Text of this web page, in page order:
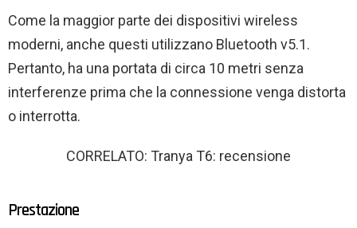
Come la maggior parte dei dispositivi wireless
moderni, anche questi utilizzano Bluetooth v5.1.
Pertanto, ha una portata di circa 10 metri senza
interferenze prima che la connessione venga distorta
o interrotta.
CORRELATO: Tranya T6: recensione
Prestazione